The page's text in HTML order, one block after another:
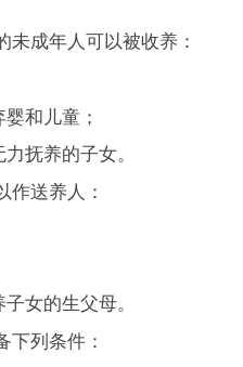
未成年人可以被收养：
和儿童；
抚养的子女。
作送养人：
女的生父母。
下列条件：